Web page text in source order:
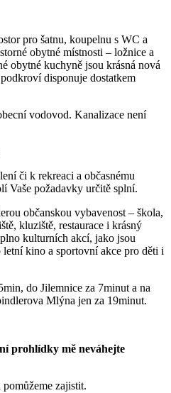
pro šatnu, koupelnu s WC a
obytné místnosti – ložnice a
obytné kuchyně jsou krásná nová
disponuje dostatkem
vodovod. Kanalizace není
či k rekreaci a občasnému
Vaše požadavky určitě splní.
občanskou vybavenost – škola,
kluziště, restaurace i krásný
kulturních akcí, jako jsou
kino a sportovní akce pro děti i
do Jilemnice za 7minut a na
Mlýna jen za 19minut.
prohlídky mě neváhejte
zajistit.